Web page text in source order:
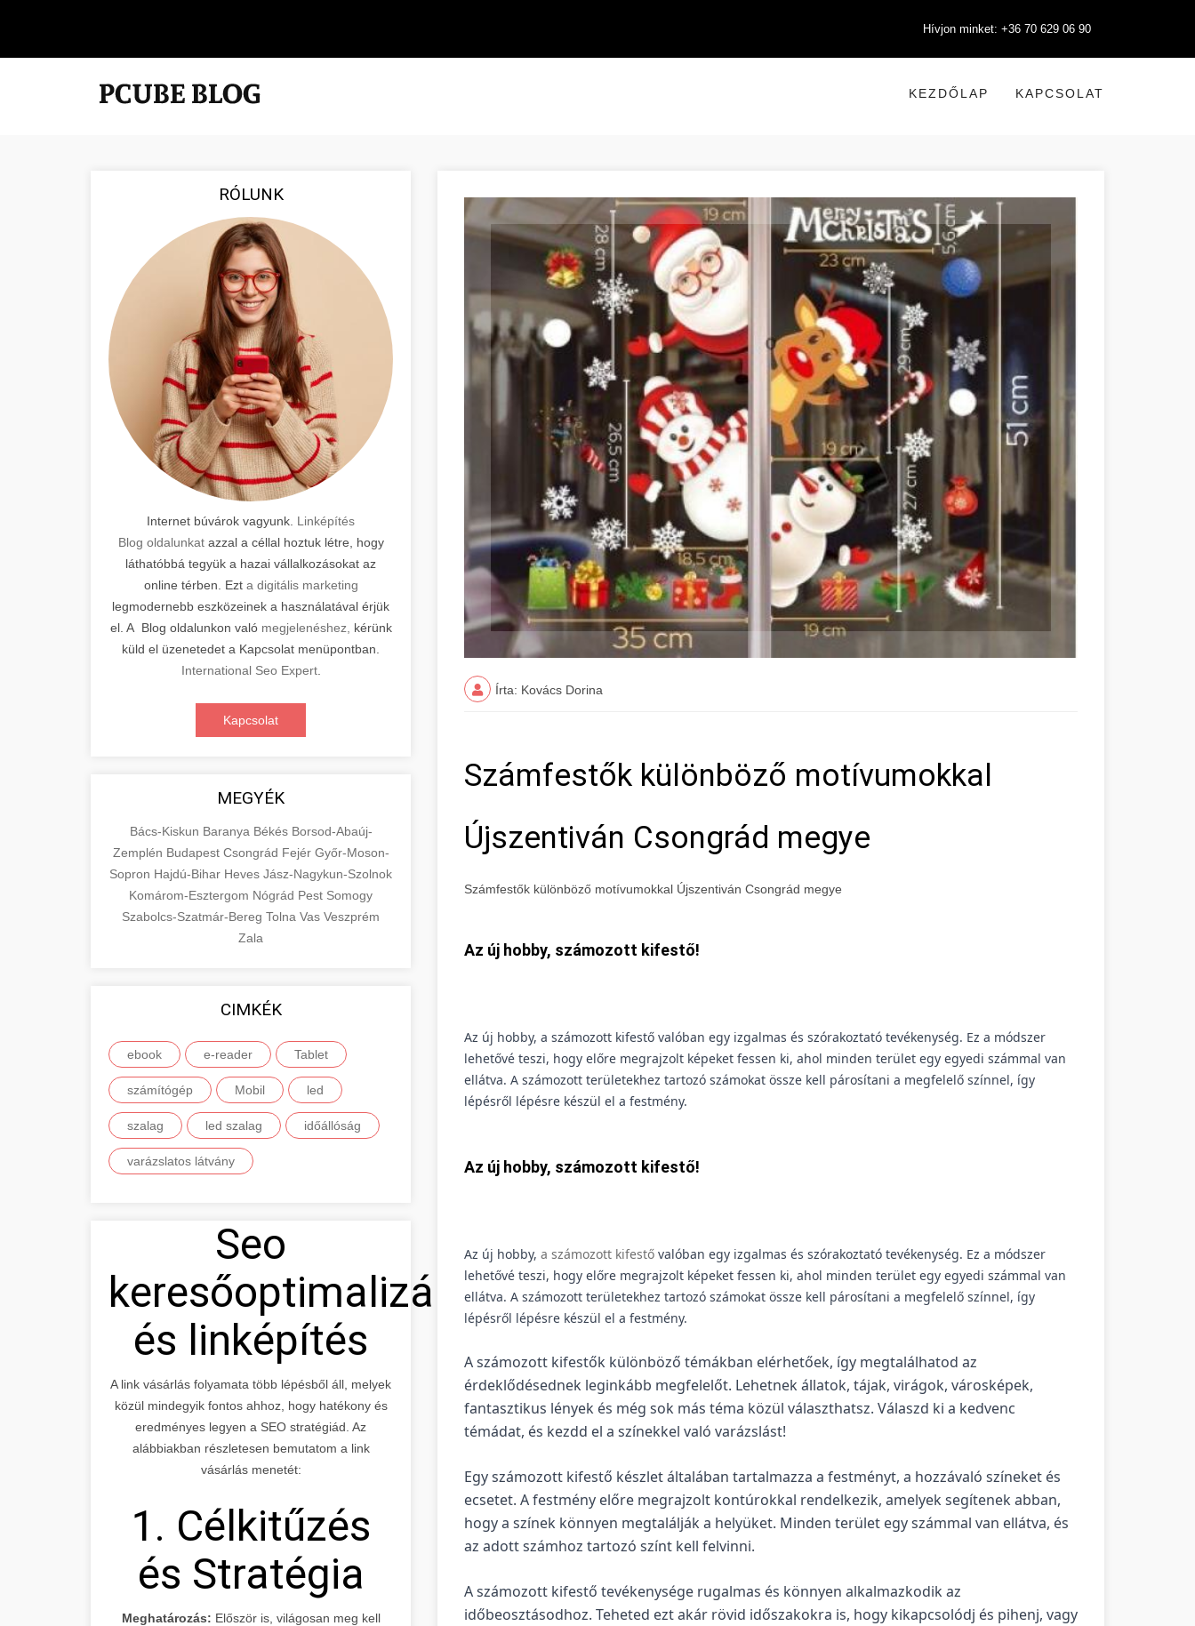
Hívjon minket: +36 70 629 06 90
KEZDŐLAP KAPCSOLAT
RÓLUNK
Internet búvárok vagyunk. Linképítés
Blog oldalunkatazzal a céllal hoztuk létre, hogy
láthatóbbá tegyük a hazai vállalkozásokat az
online térben. Ezt a digitális marketing
legmodernebb eszközeinek a használatával érjük
el. A Blog oldalunkon való megjelenéshez,
kérünk
küld el üzenetedet a Kapcsolat menüpontban.
International Seo Expert.
Kapcsolat
MEGYÉK
Bács-Kiskun Baranya Békés Borsod-Abaúj-
Zemplén Budapest Csongrád Fejér Győr-Moson-
Sopron Hajdú-Bihar Heves Jász-Nagykun-Szolnok
Komárom-Esztergom Nógrád Pest Somogy
Szabolcs-Szatmár-Bereg Tolna Vas Veszprém
Zala
CIMKÉK
ebook e-reader Tablet
számítógép Mobil led
szalag led szalag időállóság
varázslatos látvány
Seo
keresőoptimalizálás
és linképítés
A link vásárlás folyamata több lépésből áll, melyek
közül mindegyik fontos ahhoz, hogy hatékony és
eredményes legyen a SEO stratégiád. Az
alábbiakban részletesen bemutatom a link
vásárlás menetét:
1. Célkitűzés
és Stratégia
Meghatározás: Először is, világosan meg kell
Írta: Kovács Dorina
Számfestők különböző motívumokkal
Újszentiván Csongrád megye
Számfestők különböző motívumokkal Újszentiván Csongrád megye
Az új hobby, számozott kifestő!
Az új hobby, a számozott kifestő valóban egy izgalmas és szórakoztató tevékenység. Ez a módszer
lehetővé teszi, hogy előre megrajzolt képeket fessen ki, ahol minden terület egy egyedi számmal van
ellátva. A számozott területekhez tartozó számokat össze kell párosítani a megfelelő színnel, így
lépésről lépésre készül el a festmény.
Az új hobby, számozott kifestő!
Az új hobby, a számozott kifestő valóban egy izgalmas és szórakoztató tevékenység. Ez a módszer
lehetővé teszi, hogy előre megrajzolt képeket fessen ki, ahol minden terület egy egyedi számmal van
ellátva. A számozott területekhez tartozó számokat össze kell párosítani a megfelelő színnel, így
lépésről lépésre készül el a festmény.
A számozott kifestők különböző témákban elérhetőek, így megtalálhatod az
érdeklődésednek leginkább megfelelőt. Lehetnek állatok, tájak, virágok, városképek,
fantasztikus lények és még sok más téma közül választhatsz. Válaszd ki a kedvenc
témádat, és kezdd el a színekkel való varázslást!
Egy számozott kifestő készlet általában tartalmazza a festményt, a hozzávaló színeket és
ecsetet. A festmény előre megrajzolt kontúrokkal rendelkezik, amelyek segítenek abban,
hogy a színek könnyen megtalálják a helyüket. Minden terület egy számmal van ellátva, és
az adott számhoz tartozó színt kell felvinni.
A számozott kifestő tevékenysége rugalmas és könnyen alkalmazkodik az
időbeosztásodhoz. Teheted ezt akár rövid időszakokra is, hogy kikapcsolódj és pihenj, vagy